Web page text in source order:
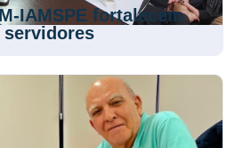
IAMSPE fortalecem
servidores